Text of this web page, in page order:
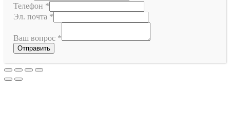
Телефон *
Эл. почта *
Ваш вопрос *
Отправить